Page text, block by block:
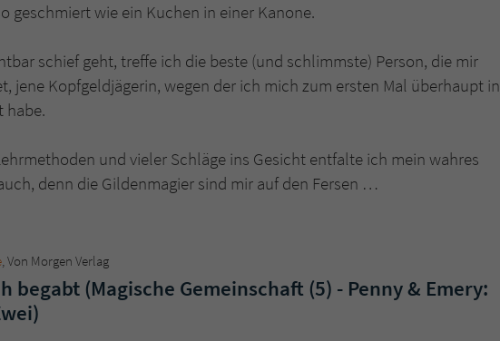
geschmiert wie ein Kuchen in einer Kanone.
schief geht, treffe ich die beste (und schlimmste) Person, die mir
jene Kopfgeldjägerin, wegen der ich mich zum ersten Mal überhaupt in
habe.
und vieler Schläge ins Gesicht entfalte ich mein wahres
denn die Gildenmagier sind mir auf den Fersen …
, Von Morgen Verlag
begabt (Magische Gemeinschaft (5) - Penny & Emery:
Anbieter Literatur-Couch Medien GmbH & Co. KG
Zweck Cookie für Kommentare einzelner Buchtitel